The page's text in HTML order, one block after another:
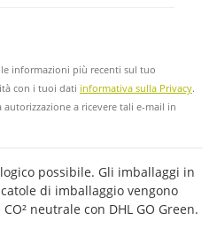
informazioni più recenti sul tuo
con i tuoi dati informativa sulla Privacy.
autorizzazione a ricevere tali e-mail in
possibile. Gli imballaggi in
di imballaggio vengono
neutrale con DHL GO Green.